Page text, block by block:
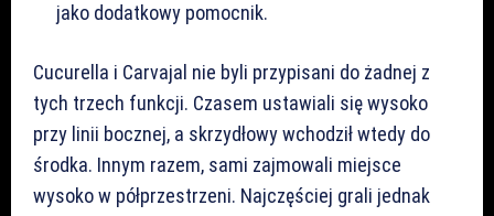
jako dodatkowy pomocnik.
Cucurella i Carvajal nie byli przypisani do żadnej z
tych trzech funkcji. Czasem ustawiali się wysoko
przy linii bocznej, a skrzydłowy wchodził wtedy do
środka. Innym razem, sami zajmowali miejsce
wysoko w półprzestrzeni. Najczęściej grali jednak